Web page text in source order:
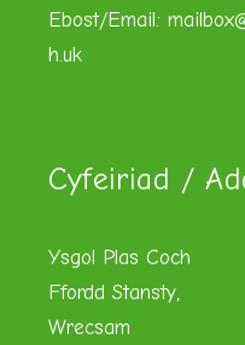
Ebost/Email:
h.uk
Cyfeiriad /
Ysgol Plas Coch
Ffordd Stansty,
Wrecsam